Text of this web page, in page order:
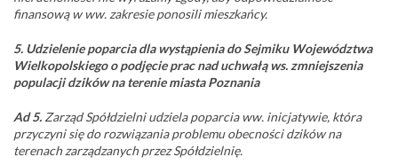
finansową w ww. zakresie ponosili mieszkańcy.
5. Udzielenie poparcia dla wystąpienia do Sejmiku Województwa
Wielkopolskiego o podjęcie prac nad uchwałą ws. zmniejszenia
populacji dzików na terenie miasta Poznania
Ad 5. Zarząd Spółdzielni udziela poparcia ww. inicjatywie, która
przyczyni się do rozwiązania problemu obecności dzików na
terenach zarządzanych przez Spółdzielnię.